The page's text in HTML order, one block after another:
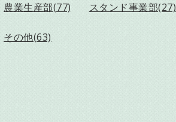
農業生産部(77) スタンド事業部(27)
その他(63)